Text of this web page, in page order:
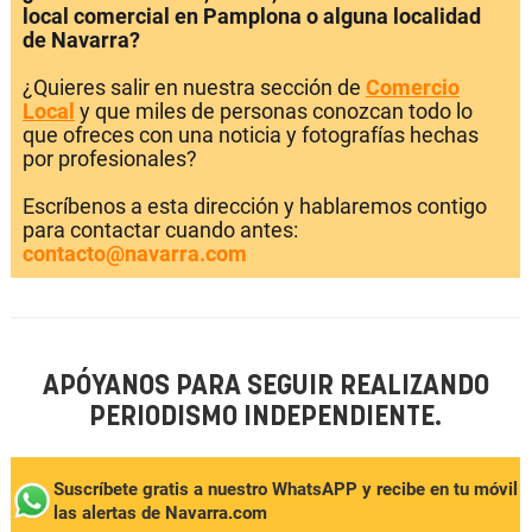
local comercial en Pamplona o alguna localidad
de Navarra?
¿Quieres salir en nuestra sección de Comercio
Local y que miles de personas conozcan todo lo
que ofreces con una noticia y fotografías hechas
por profesionales?
Escríbenos a esta dirección y hablaremos contigo
para contactar cuando antes:
contacto@navarra.com
APÓYANOS PARA SEGUIR REALIZANDO
PERIODISMO INDEPENDIENTE.
Suscríbete gratis a nuestro WhatsAPP y recibe en tu móvil
las alertas de Navarra.com